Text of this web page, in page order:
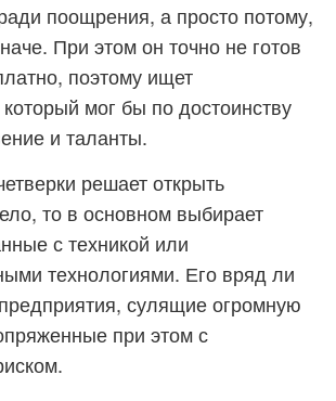
поощрения, а просто потому,
При этом он точно не готов
поэтому ищет
мог бы по достоинству
и таланты.
решает открыть
то в основном выбирает
с техникой или
технологиями. Его вряд ли
сулящие огромную
при этом с